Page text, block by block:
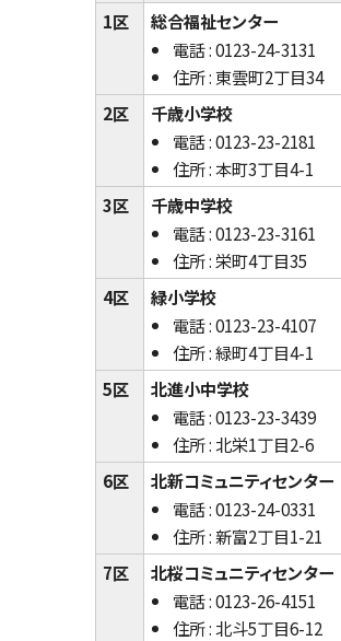
1区
総合福祉センター
電話 : 0123-24-3131
住所 : 東雲町2丁目34
2区
千歳小学校
電話 : 0123-23-2181
住所 : 本町3丁目4-1
3区
千歳中学校
電話 : 0123-23-3161
住所 : 栄町4丁目35
4区
緑小学校
電話 : 0123-23-4107
住所 : 緑町4丁目4-1
5区
北進小中学校
電話 : 0123-23-3439
住所 : 北栄1丁目2-6
6区
北新コミュニティセンター
電話 : 0123-24-0331
住所 : 新富2丁目1-21
7区
北桜コミュニティセンター
電話 : 0123-26-4151
住所 : 北斗5丁目6-12